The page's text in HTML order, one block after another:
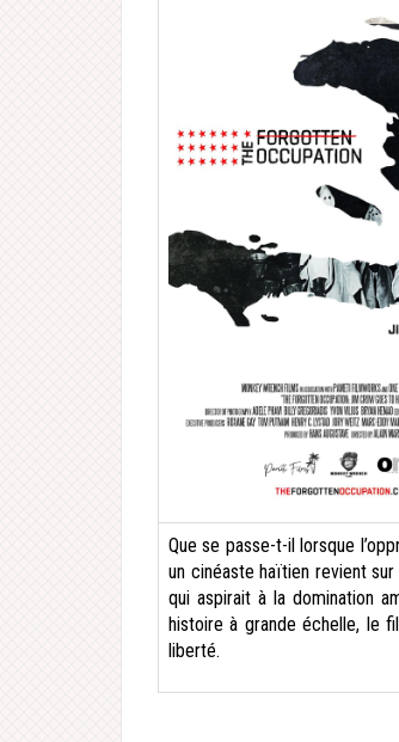
Que se passe-t-il lorsque
un cinéaste haïtien revient sur
qui aspirait à la domination
histoire à grande échelle, le
liberté.